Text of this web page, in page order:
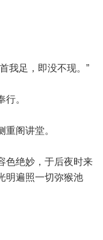
我足，即没不现。”
。
阁讲堂。
色绝妙，于后夜时来
明遍照一切弥猴池